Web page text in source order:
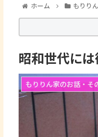
ホーム もりり
昭和世代には
もりりん家のお話・そ